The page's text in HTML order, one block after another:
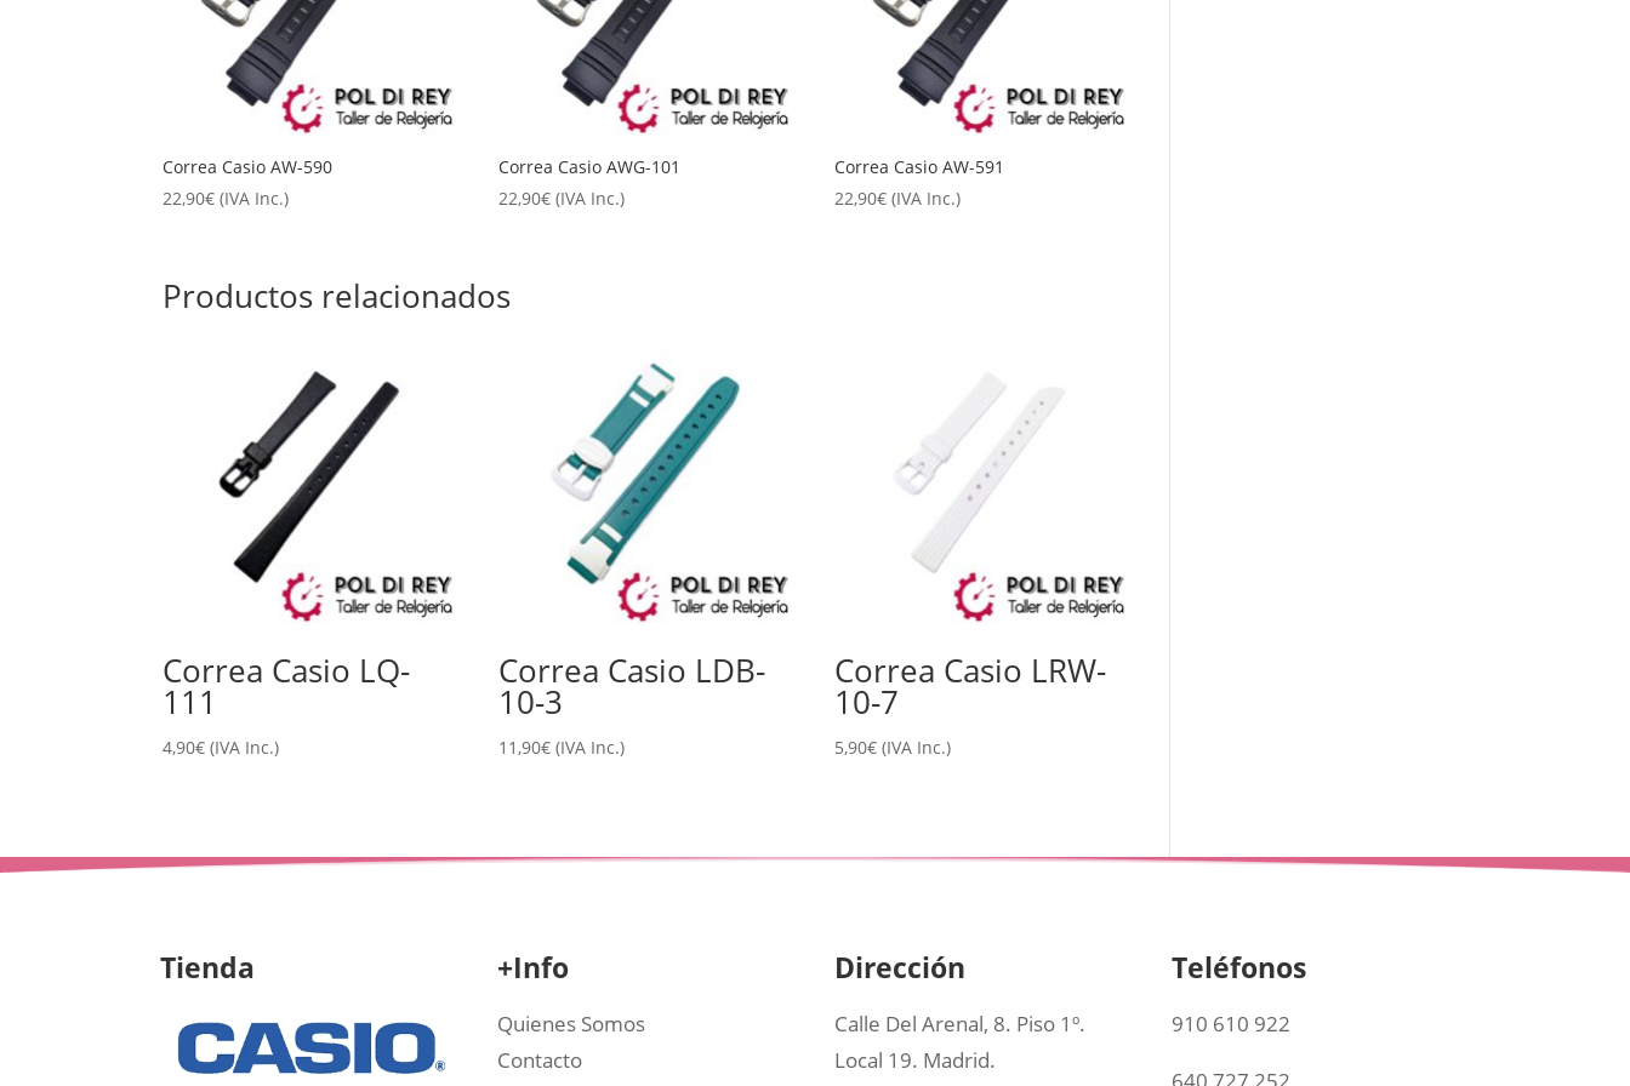
Correa Casio AW-590
22,90€ (IVA Inc.)
Correa Casio AWG-101
22,90€ (IVA Inc.)
Correa Casio AW-591
22,90€ (IVA Inc.)
Productos relacionados
Correa Casio LQ-
111
4,90€ (IVA Inc.)
Correa Casio LDB-
10-3
11,90€ (IVA Inc.)
Correa Casio LRW-
10-7
5,90€ (IVA Inc.)
Tienda +Info
Quienes Somos
Contacto
Dirección
Calle Del Arenal, 8. Piso 1º.
Local 19. Madrid.
Teléfonos
910 610 922